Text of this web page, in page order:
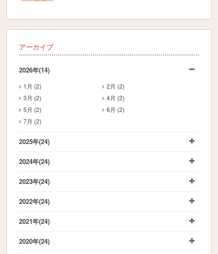
アーカイブ
2026年(14)
1月 (2)
2月 (2)
3月 (2)
4月 (2)
5月 (2)
6月 (2)
7月 (2)
2025年(24)
2024年(24)
2023年(24)
2022年(24)
2021年(24)
2020年(24)